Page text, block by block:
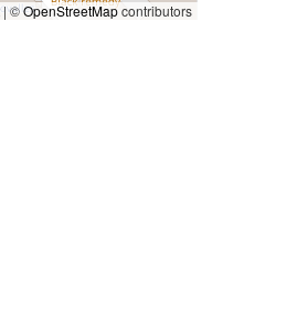
|©OpenStreetMapcontributors